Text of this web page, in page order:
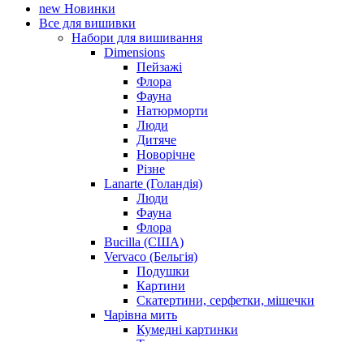
new Новинки
Все для вишивки
Набори для вишивання
Dimensions
Пейзажі
Флора
Фауна
Натюрморти
Люди
Дитяче
Новорічне
Різне
Lanarte (Голандія)
Люди
Фауна
Флора
Bucilla (США)
Vervaco (Бельгія)
Подушки
Картини
Скатертини, серфетки, мішечки
Чарiвна мить
Кумедні картинки